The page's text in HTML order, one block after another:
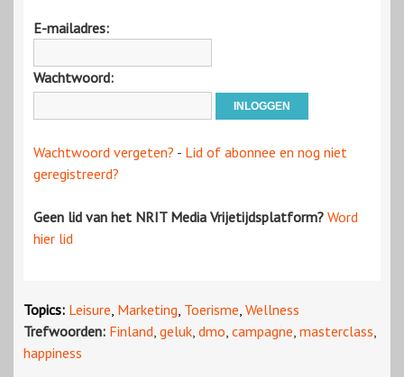
E-mailadres:
Wachtwoord:
Wachtwoord vergeten? - Lid of abonnee en nog niet
geregistreerd?
Geen lid van het NRIT Media Vrijetijdsplatform? Word
hier lid
Topics: Leisure, Marketing, Toerisme, Wellness
Trefwoorden: Finland, geluk, dmo, campagne, masterclass,
happiness